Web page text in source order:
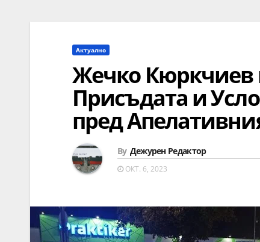
Актуално
Жечко Кюркчиев
Присъдата и
пред
By Дежурен Редактор
ОКТ. 6, 2023